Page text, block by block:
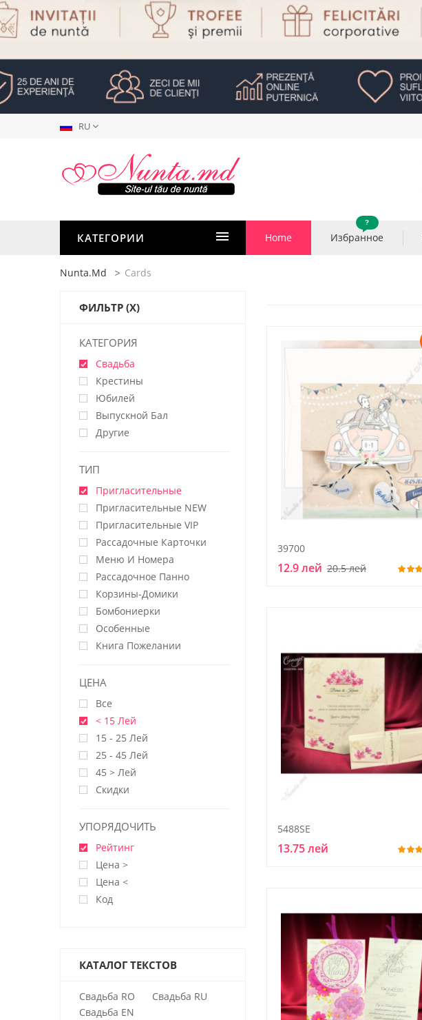
RU
КАТЕГОРИИ Home Избранное
?
Nunta.md Cards
ФИЛЬТР (X)
КАТЕГОРИЯ
Свадьба
Крестины
Юбилей
Выпускной Бал
Другие
ТИП
Пригласительные
Пригласительные NEW
Пригласительные VIP
Рассадочные Карточки
Меню И Номера
Рассадочное Панно
Корзины-Домики
Бомбониерки
Особенные
Книга Пожелании
ЦЕНА
Все
< 15 Лей
15 - 25 Лей
25 - 45 Лей
45 > Лей
Скидки
УПОРЯДОЧИТЬ
Рейтинг
Цена >
Цена <
Код
КАТАЛОГ ТЕКСТОВ
Свадьба RO
Свадьба RU
Свадьба EN
39700
12.9 лей 20.5 лей
5488SE
13.75 лей